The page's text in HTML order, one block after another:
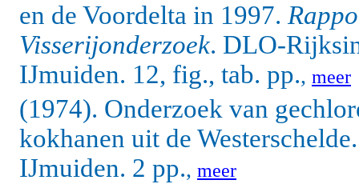
en de Voordelta in 1997.
Visserijonderzoek. DLO-
IJmuiden. 12, fig., tab. pp., meer
(1974). Onderzoek van
kokhanen uit de
IJmuiden. 2 pp., meer